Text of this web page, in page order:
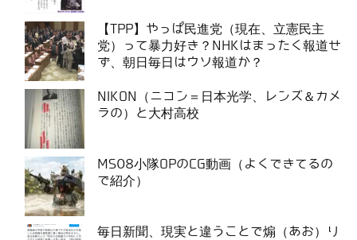
【TPP】やっぱ民進党（現在、立憲民主
党）って暴力好き？NHKはまったく報道せ
ず、朝日毎日はウソ報道か？
NIKON（ニコン＝日本光学、レンズ＆カメ
ラの）と大村高校
MS08小隊OPのCG動画（よくできてるの
で紹介）
毎日新聞、現実と違うことで煽（あお）り